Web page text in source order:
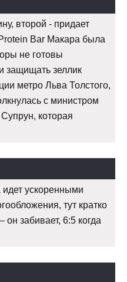
второй - придает
Bar Макара была
не готовы
защищать зеллик
метро Льва Толстого,
с министром
которая
ускоренными
тут кратко
забивает, 6:5 когда